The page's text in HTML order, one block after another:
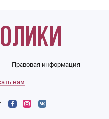
Правовая информация
нам